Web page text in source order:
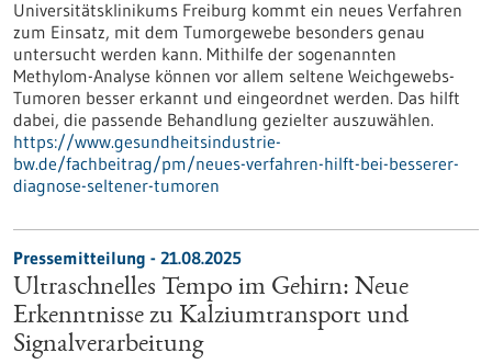
Universitätsklinikums Freiburg kommt ein neues Verfahren
zum Einsatz, mit dem Tumorgewebe besonders genau
untersucht werden kann. Mithilfe der sogenannten
Methylom-Analyse können vor allem seltene Weichgewebs-
Tumoren besser erkannt und eingeordnet werden. Das hilft
dabei, die passende Behandlung gezielter auszuwählen.
https://www.gesundheitsindustrie-
bw.de/fachbeitrag/pm/neues-verfahren-hilft-bei-besserer-
diagnose-seltener-tumoren
Pressemitteilung - 21.08.2025
Ultraschnelles Tempo im Gehirn: Neue
Erkenntnisse zu Kalziumtransport und
Signalverarbeitung